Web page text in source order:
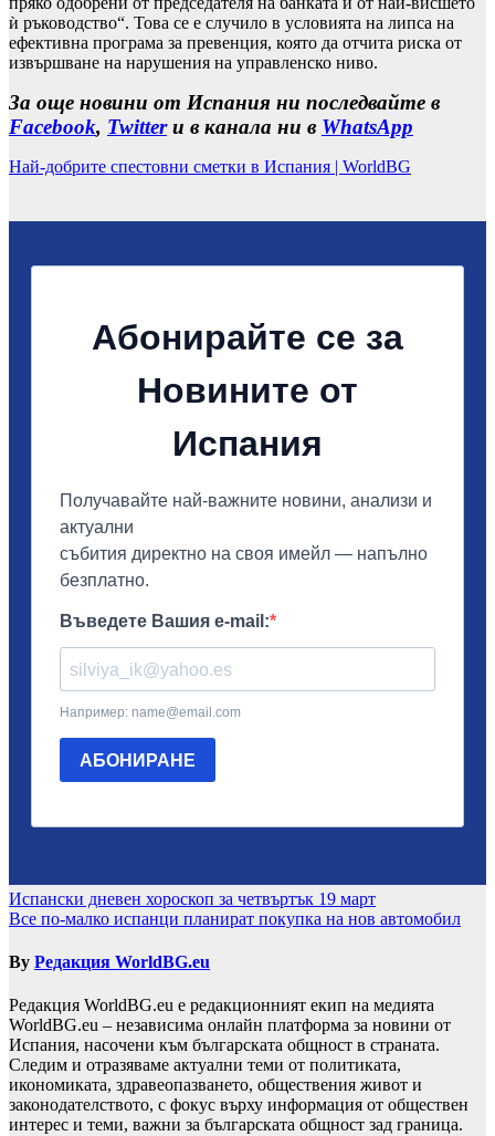
ѝ ръководство“. Това се е случило в условията на липса на
ефективна програма за превенция, която да отчита риска от
извършване на нарушения на управленско ниво.
За още новини от Испания ни последвайте в
Facebook, Twitterи в канала ни в WhatsApp
Най-добрите спестовни сметки в Испания | WorldBG
Навигация
Испански дневен хороскоп за четвъртък 19 март
Все по-малко испанци планират покупка на нов автомобил
By Редакция WorldBG.eu
Редакция WorldBG.eu е редакционният екип на медията
WorldBG.eu – независима онлайн платформа за новини от
Испания, насочени към българската общност в страната.
Следим и отразяваме актуални теми от политиката,
икономиката, здравеопазването, обществения живот и
законодателството, с фокус върху информация от обществен
интерес и теми, важни за българската общност зад граница.